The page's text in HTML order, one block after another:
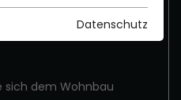
sich dem Wohnbau
Datenschutz